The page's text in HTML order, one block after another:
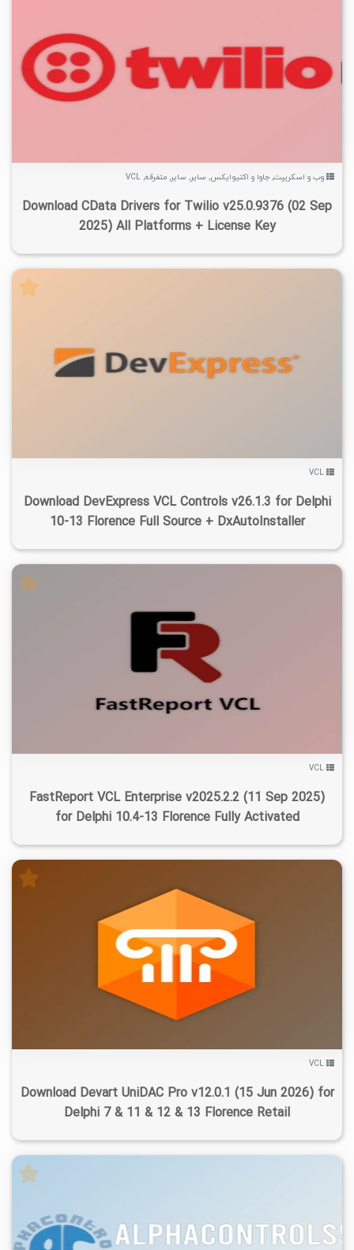
۱۴۰۴/۰۸/۱۴ ۲
وب و اسکریپت, جاوا و اکتیوایکس, سایر, سایر, متفرقه,
VCL
Download CData Drivers for Twilio v25.0.9376 (02 Sep
2025) All Platforms + License Key
۲۳/۲K ۱۷۸K ۱۴۰۵/۰۴/۱۳ ۱
VCL
Download DevExpress VCL Controls v26.1.3 for Delphi
10-13 Florence Full Source + DxAutoInstaller
VCL
FastReport VCL Enterprise v2025.2.2 (11 Sep 2025)
for Delphi 10.4-13 Florence Fully Activated
۹۵/۸K
VCL
Download Devart UniDAC Pro v12.0.1 (15 Jun 2026) for
Delphi 7 & 11 & 12 & 13 Florence Retail